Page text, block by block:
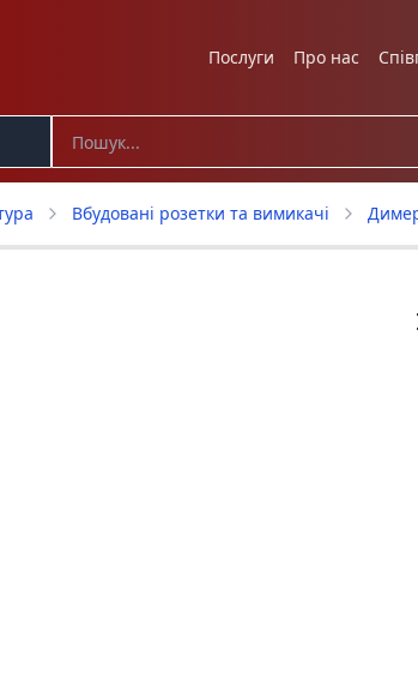
Послуги Про нас
Вбудовані розетки та вимикачі